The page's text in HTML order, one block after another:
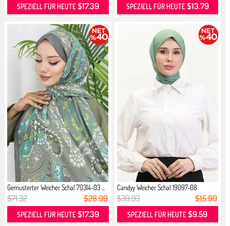
SPEZIELL FÜR HEUTE$17.39 SPEZIELL FÜR HEUTE$13.79
Gemusterter Weicher Schal 70314-03 ...
$71.32 $28.99
SPEZIELL FÜR HEUTE$17.39
Candyy Weicher Schal 19097-08
Mande...
$39.93 $15.99
SPEZIELL FÜR HEUTE$9.59